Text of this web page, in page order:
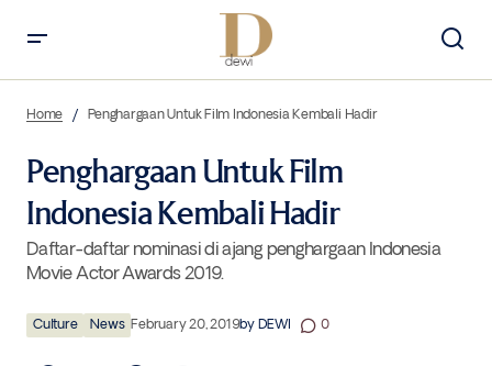
Home Penghargaan Untuk Film Indonesia Kembali Hadir
Penghargaan Untuk Film
Indonesia Kembali Hadir
Daftar-daftar nominasi di ajang penghargaan Indonesia
Movie Actor Awards 2019.
Culture News February 20, 2019by DEWI 0